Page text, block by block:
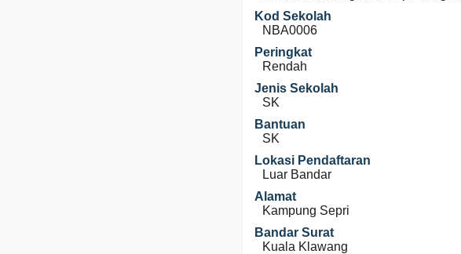
Kod Sekolah
NBA0006
Peringkat
Rendah
Jenis Sekolah
SK
Bantuan
SK
Lokasi Pendaftaran
Luar Bandar
Alamat
Kampung Sepri
Bandar Surat
Kuala Klawang